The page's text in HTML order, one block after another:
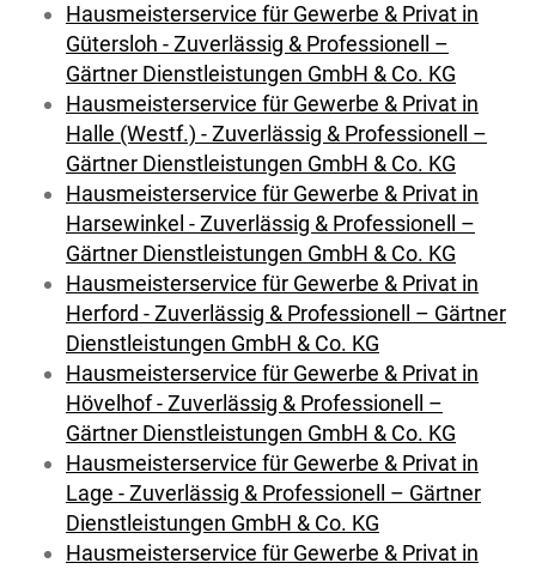
Hausmeisterservice für Gewerbe & Privat in
Gütersloh - Zuverlässig & Professionell –
Gärtner Dienstleistungen GmbH & Co. KG
Hausmeisterservice für Gewerbe & Privat in
Halle (Westf.) - Zuverlässig & Professionell –
Gärtner Dienstleistungen GmbH & Co. KG
Hausmeisterservice für Gewerbe & Privat in
Harsewinkel - Zuverlässig & Professionell –
Gärtner Dienstleistungen GmbH & Co. KG
Hausmeisterservice für Gewerbe & Privat in
Herford - Zuverlässig & Professionell – Gärtner
Dienstleistungen GmbH & Co. KG
Hausmeisterservice für Gewerbe & Privat in
Hövelhof - Zuverlässig & Professionell –
Gärtner Dienstleistungen GmbH & Co. KG
Hausmeisterservice für Gewerbe & Privat in
Lage - Zuverlässig & Professionell – Gärtner
Dienstleistungen GmbH & Co. KG
Hausmeisterservice für Gewerbe & Privat in